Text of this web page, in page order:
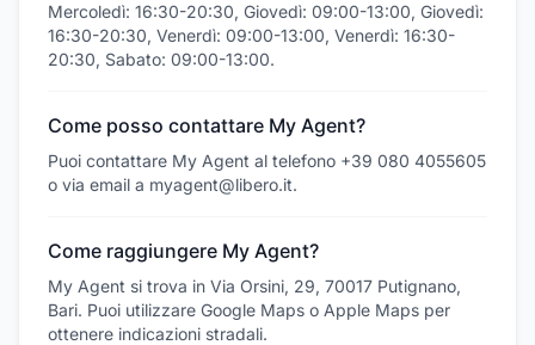
Mercoledì: 16:30-20:30, Giovedì: 09:00-13:00, Giovedì:
16:30-20:30, Venerdì: 09:00-13:00, Venerdì: 16:30-
20:30, Sabato: 09:00-13:00.
Come posso contattare My Agent?
Puoi contattare My Agent al telefono +39 080 4055605
o via email a myagent@libero.it.
Come raggiungere My Agent?
My Agent si trova in Via Orsini, 29, 70017 Putignano,
Bari. Puoi utilizzare Google Maps o Apple Maps per
ottenere indicazioni stradali.